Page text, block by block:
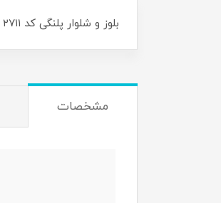
بلوز و شلوار پلنگی کد ۲۷۱۱ سایز۳۵/۴۰ مناسب ۸ماه تا ۳سال
مشخصات